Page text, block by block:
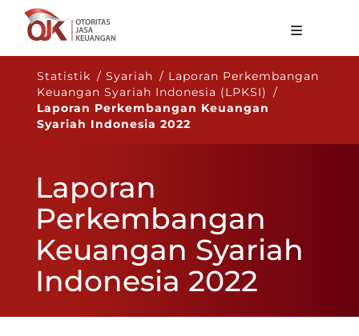
Tentang OJK
Fungsi Utama
Publikasi
Statistik
Layanan
Karir
ID
Statistik / Syariah / Laporan Perkembangan
Keuangan Syariah Indonesia (LPKSI) /
Laporan Perkembangan Keuangan
Syariah Indonesia 2022
Laporan
Perkembangan
Keuangan Syariah
Indonesia 2022